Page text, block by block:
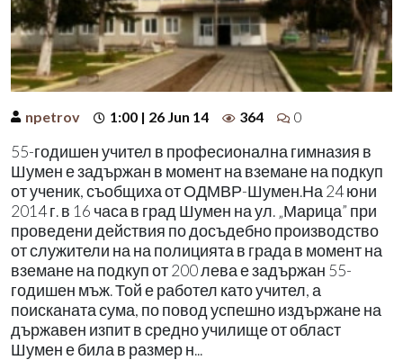
npetrov 1:00 | 26 Jun 14 364 0
55-годишен учител в професионална гимназия в
Шумен е задържан в момент на вземане на подкуп
от ученик, съобщиха от ОДМВР-Шумен.На 24 юни
2014 г. в 16 часа в град Шумен на ул. „Марица” при
проведени действия по досъдебно производство
от служители на на полицията в града в момент на
вземане на подкуп от 200 лева е задържан 55-
годишен мъж. Той е работел като учител, а
поисканата сума, по повод успешно издържане на
държавен изпит в средно училище от област
Шумен е била в размер н...